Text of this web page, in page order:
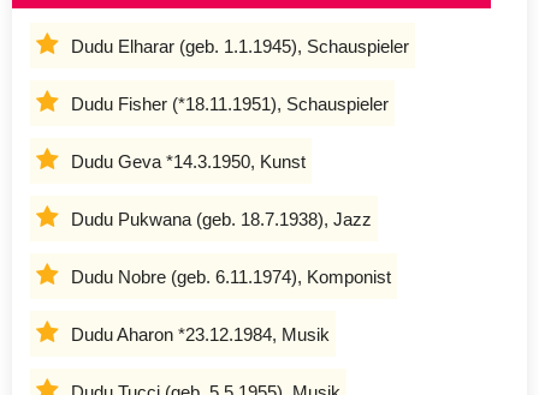
Dudu Elharar (geb. 1.1.1945), Schauspieler
Dudu Fisher (*18.11.1951), Schauspieler
Dudu Geva *14.3.1950, Kunst
Dudu Pukwana (geb. 18.7.1938), Jazz
Dudu Nobre (geb. 6.11.1974), Komponist
Dudu Aharon *23.12.1984, Musik